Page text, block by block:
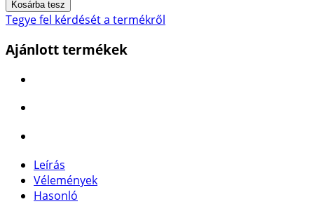
Tegye fel kérdését a termékről
Ajánlott termékek
Leírás
Vélemények
Hasonló